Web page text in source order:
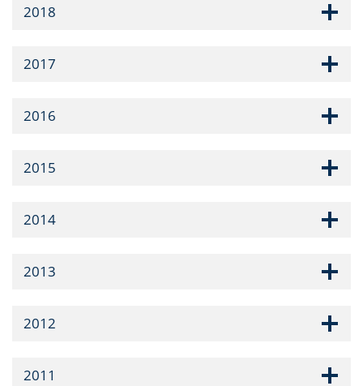
2018
2017
2016
2015
2014
2013
2012
2011